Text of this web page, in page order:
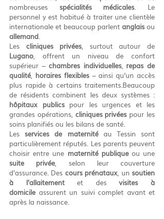
nombreuses spécialités médicales. Le
personnel y est habitué à traiter une clientèle
internationale et beaucoup parlent anglais
allemand.
Les cliniques privées
Lugano, offrent un niveau de confort
supérieur – chambres individuelles, repas de
qualité, horaires flexibles – ainsi qu’un accès
plus rapide à certains traitements.Beaucoup
hôpitaux publics pour les urgences et les
grandes opérations, cliniques privées pour les
soins planifiés ou les bilans de santé.
Les services de maternité au Tessin sont
particulièrement réputés. Les parents peuvent
choisir entre une maternité publique
suite privée, selon leur couverture
d’assurance. Des cours prénataux, un soutien
à l’allaitement et des visites à
domicile assurent un suivi complet avant et
après la naissance.